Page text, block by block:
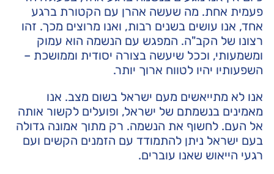
פעמית אחת. מה שעשה אהרן עם הקטורת ברגע
אחד, אנו עושים בשנים רבות, ואנו מרוצים מכך. זהו
רצונו של הקב"ה. המפגש עם הנשמה הוא עמוק
ומשמעותי, וככל שיעשה בצורה יסודית וממושכת –
השפעותיו יהיו לטווח ארוך יותר.
אנו לא מתייאשים מעם ישראל בשום מצב. אנו
מאמינים בנשמתם של ישראל, ופועלים לקשור אותה
אל העם. לחשוף את הנשמה. רק מתוך אמונה גדולה
בעם ישראל ניתן להתמודד עם הזמנים הקשים ועם
רגעי הייאוש שאנו עוברים.